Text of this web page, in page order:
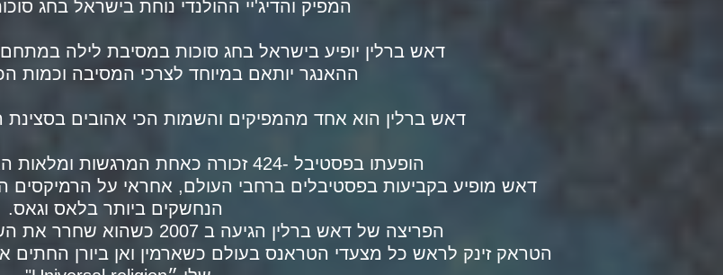
המפיק והדיג'יי ההולנדי נוחת בישראל בחג
דאש ברלין יופיע בישראל בחג סוכות במסיבת לילה במתחם האנגר 11
ההאנגר יותאם במיוחד לצרכי המסיבה וכמות
דאש ברלין הוא אחד מהמפיקים והשמות הכי אהובים בסצינת
הופעתו בפסטיבל -424 זכורה כאחת המרגשות ומלאות האנרגיה שיתקיימו בישראל.
דאש מופיע בקביעות בפסטיבלים ברחבי העולם, אחראי על הרמיקסים
הנחשקים ביותר בלאס וגאס.
הפריצה של דאש ברלין הגיעה ב 2007 כשהוא שחרר את השיר "Till the sky falls down".
הטראק זינק לראש כל מצעדי הטראנס בעולם כשארמין ואן ביורן